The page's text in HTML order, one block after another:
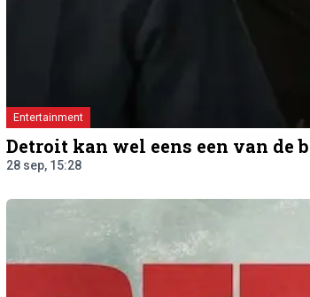
Entertainment
Detroit kan wel eens een van de
28 sep, 15:28